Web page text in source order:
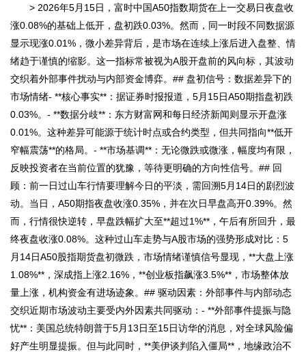
> 2026年5月15日，富时中国A50指数期货在上一交易日夜盘收
涨0.08%的基础上低开，盘初跌0.03%。然而，同一时段不同数据源
显示现涨0.01%，微小差异背后，是市场在连续上涨后进入盘整、情
绪趋于谨慎的缩影。这一指标常被视为A股开盘前的风向标，其波动
交织着外部事件扰动与内部资金博弈。## 盘初信号：数据差异下的
市场情绪- **核心事实**：据证券时报报道，5月15日A50期指盘初跌
0.03%。- **数据分歧**：东方财富网和每日经济新闻则显示开盘涨
0.01%。这种差异可能源于统计时点或合约类型，但共同指向**低开
窄幅震荡**的格局。- **市场基调**：无论微跌或微涨，幅度均有限，
反映投资者在当前位置的犹豫，等待更明确的方向性信号。## 回
顾：前一日过山车行情要理解今日的平淡，需回溯5月14日的剧烈波
动。当日，A50期指夜盘收涨0.35%，并在次日早盘高开0.39%。然
而，行情很快逆转，早盘跌幅扩大至**超过1%**，午后有所回升，最
终夜盘收涨0.08%。这种过山车走势与A股市场的强势形成对比：5
月14日A50股指期货盘初微跌，市场情绪谨慎信号显现，**大盘上涨
1.08%**，深成指上涨2.16%，**创业板指飙涨3.5%**，市场整体放
量上涨，机构资金有进场迹象。## 驱动因素：外部事件与内部动态
交织近期市场波动主要受内外因素共同驱动：- **外部事件提振与隐
忧**：美国总统特朗普于5月13日至15日访华的消息，对全球风险偏
好产生明显提振。但与此同时，**美伊谈判陷入僵局**，地缘政治不